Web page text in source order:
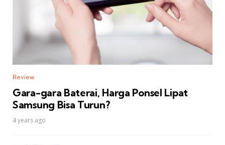
Review
Gara-gara Baterai, Harga Ponsel Lipat
Samsung Bisa Turun?
4 years ago